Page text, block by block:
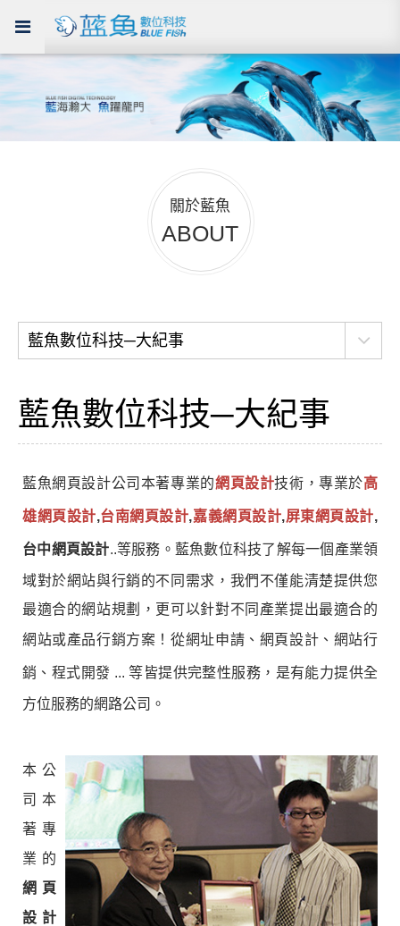
關於藍魚
ABOUT
藍魚數位科技─大紀事
藍魚數位科技─大紀事
藍魚網頁設計公司 本著專業的網頁設計技術，專業於高
雄網頁設計,台南網頁設計,嘉義網頁設計,屏東網頁設計,
台中網頁設計..等服務。藍魚數位科技了解每一個產業領
域對於網站與行銷的不同需求，我們不僅能清楚提供您
最適合的網站規劃，更可以針對不同產業提出最適合的
網站或產品行銷方案！從網址申請、網頁設計、網站行
銷、程式開發 ... 等皆提供完整性服務，是有能力提供全
方位服務的網路公司。
本公
司本
著專
業的
網頁
設計